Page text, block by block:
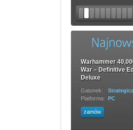
Warhammer
War – Definitive
Deluxe
Gatunek:
Platforma: PC
zamów